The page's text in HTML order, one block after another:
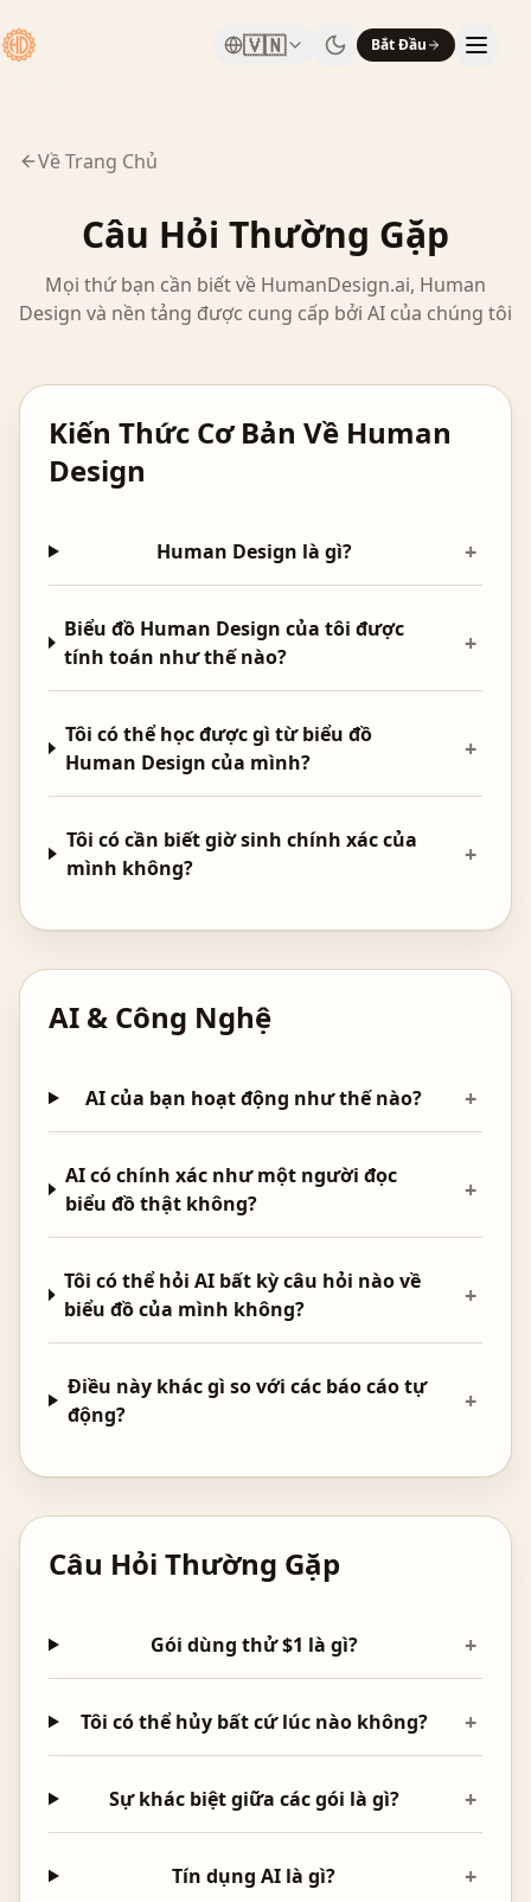
🇻🇳 Bắt Đầu
Về Trang Chủ
Câu Hỏi Thường Gặp
Mọi thứ bạn cần biết về HumanDesign.ai, Human
Design và nền tảng được cung cấp bởi AI của chúng tôi
Kiến Thức Cơ Bản Về Human
Design
Human Design là gì? +
Biểu đồ Human Design của tôi được
tính toán như thế nào?
+
Tôi có thể học được gì từ biểu đồ
Human Design của mình?
+
Tôi có cần biết giờ sinh chính xác của
mình không?
+
AI & Công Nghệ
AI của bạn hoạt động như thế nào? +
AI có chính xác như một người đọc
biểu đồ thật không?
+
Tôi có thể hỏi AI bất kỳ câu hỏi nào về
biểu đồ của mình không?
+
Điều này khác gì so với các báo cáo tự
động?
+
Câu Hỏi Thường Gặp
Gói dùng thử $1 là gì? +
Tôi có thể hủy bất cứ lúc nào không? +
Sự khác biệt giữa các gói là gì? +
Tín dụng AI là gì? +